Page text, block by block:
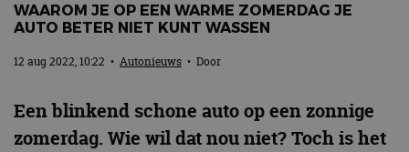
WAAROM JE OP EEN WARME ZOMERDAG JE
AUTO BETER NIET KUNT WASSEN
12 aug 2022, 10:22 • Autonieuws • Door
Een blinkend schone auto op een zonnige
zomerdag. Wie wil dat nou niet? Toch is het